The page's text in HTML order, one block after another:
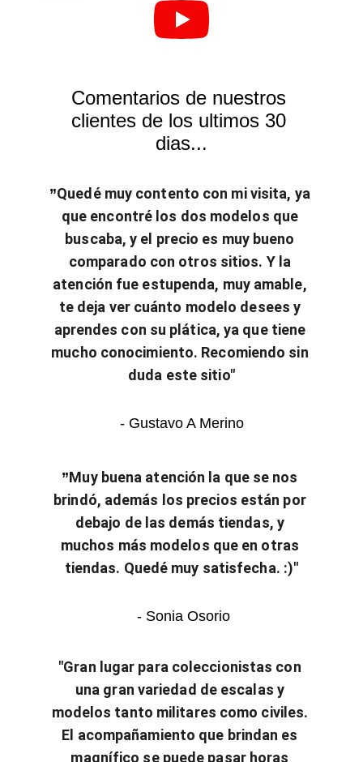
Comentarios de nuestros
clientes de los ultimos 30
dias...
”Quedé muy contento con mi visita, ya
que encontré los dos modelos que
buscaba, y el precio es muy bueno
comparado con otros sitios. Y la
atención fue estupenda, muy amable,
te deja ver cuánto modelo desees y
aprendes con su plática, ya que tiene
mucho conocimiento. Recomiendo sin
duda este sitio"
- Gustavo A Merino
”Muy buena atención la que se nos
brindó, además los precios están por
debajo de las demás tiendas, y
muchos más modelos que en otras
tiendas. Quedé muy satisfecha. :)"
- Sonia Osorio
"Gran lugar para coleccionistas con
una gran variedad de escalas y
modelos tanto militares como civiles.
El acompañamiento que brindan es
magnífico se puede pasar horas